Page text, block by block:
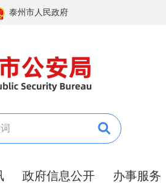
泰州市人民政府
政府信息公开 办事服务